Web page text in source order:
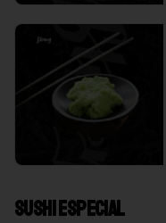
Sushi Especial